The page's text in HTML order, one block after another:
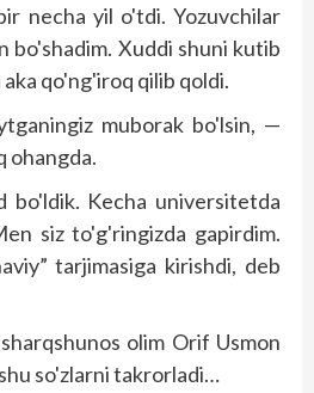
necha yil o'tdi. Yozuvchilar
bo'shadim. Xuddi shuni kutib
qo'ng'iroq qilib qoldi.
muborak bo'lsin, —
ohangda.
bo'ldik. Kecha universitetda
siz to'g'ringizda gapirdim.
tarjimasiga kirishdi, deb
olim Orif Usmon
so'zlarni tak­rorladi…